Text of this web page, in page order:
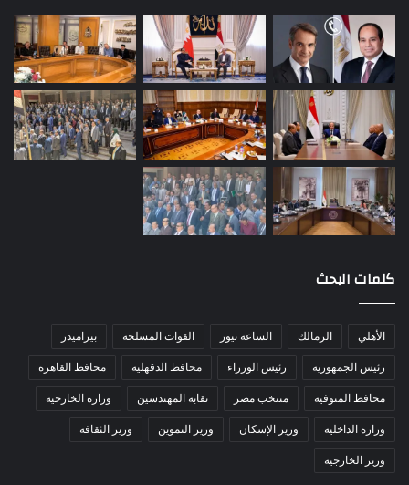
كلمات البحث
الأهلي الزمالك الساعة نيوز القوات المسلحة
بيراميدز
رئيس الجمهورية
رئيس الوزراء محافظ الدقهلية
محافظ القاهرة
محافظ المنوفية
منتخب مصر نقابة المهندسين
وزارة الخارجية
وزارة الداخلية
وزير الإسكان وزير التموين
وزير الثقافة
وزير الخارجية